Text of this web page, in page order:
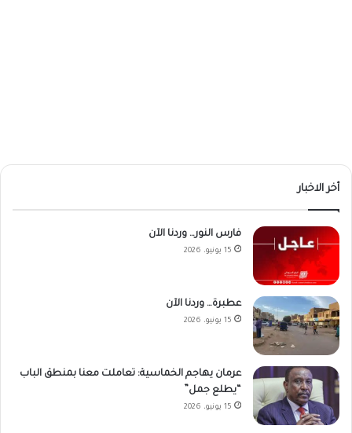
أخر الاخبار
فارس النور… وردنا الآن
15 يونيو، 2026
عطبرة… وردنا الآن
15 يونيو، 2026
عرمان يهاجم الخماسية: تعاملت معنا بمنطق الباب
“يطلع جمل”
15 يونيو، 2026